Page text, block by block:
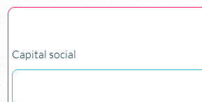
Capital social